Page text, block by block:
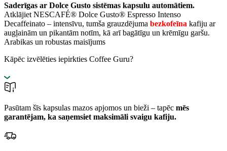
Saderīgas ar Dolce Gusto sistēmas kapsulu automātiem.
Atklājiet NESCAFÉ® Dolce Gusto® Espresso Intenso
Decaffeinato – intensīvu, tumša grauzdējuma bezkofeīna kafiju ar
augļainām un pikantām notīm, kā arī bagātīgu un krēmīgu garšu.
Arabikas un robustas maisījums
Kāpēc izvēlēties iepirkties Coffee Guru?
Pasūtam šīs kapsulas mazos apjomos un bieži – tapēc mēs
garantējam, ka saņemsiet maksimāli svaigu kafiju.